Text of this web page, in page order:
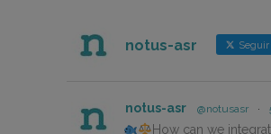
notus-asr Seguir
notus-asr @notusasr ·
How can we